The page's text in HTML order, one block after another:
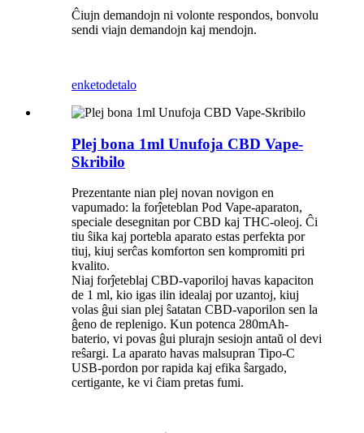
Ĉiujn demandojn ni volonte respondos, bonvolu
sendi viajn demandojn kaj mendojn.
enketodetalo
Plej bona 1ml Unufoja CBD Vape-
Skribilo
Prezentante nian plej novan novigon en
vapumado: la forĵeteblan Pod Vape-aparaton,
speciale desegnitan por CBD kaj THC-oleoj. Ĉi
tiu ŝika kaj portebla aparato estas perfekta por
tiuj, kiuj serĉas komforton sen kompromiti pri
kvalito.
Niaj forĵeteblaj CBD-vaporiloj havas kapaciton
de 1 ml, kio igas ilin idealaj por uzantoj, kiuj
volas ĝui sian plej ŝatatan CBD-vaporilon sen la
ĝeno de replenigo. Kun potenca 280mAh-
baterio, vi povas ĝui plurajn sesiojn antaŭ ol devi
reŝargi. La aparato havas malsupran Tipo-C
USB-pordon por rapida kaj efika ŝargado,
certigante, ke vi ĉiam pretas fumi.